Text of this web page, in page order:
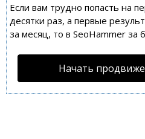
Если вам трудно попасть на
десятки раз, а первые
за месяц, то в SeoHammer за
Начать